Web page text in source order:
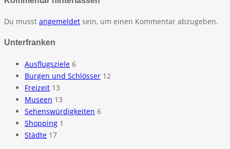
Du musst angemeldet sein, um einen Kommentar abzugeben.
Unterfranken
Ausflugsziele 6
Burgen und Schlösser 12
Freizeit 13
Museen 13
Sehenswürdigkeiten 6
Shopping 1
Städte 17